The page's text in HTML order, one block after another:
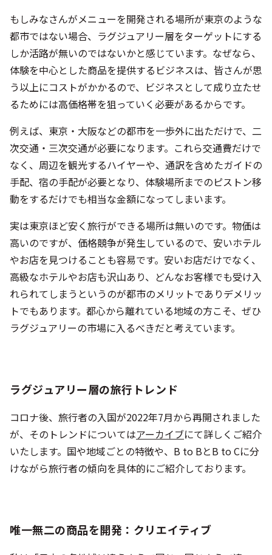
う以上にコストがかかるので、ビジネスとして成り立たせ
るためには高価格帯を狙っていく必要があるからです。
例えば、東京・大阪などの都市を一歩外に出ただけで、二
次交通・三次交通が必要になります。これら交通費だけで
なく、周辺を観光するハイヤーや、通訳を含めたガイドの
手配、宿の手配が必要となり、体験場所までのピストン移
動をするだけでも相当な金額になってしまいます。
実は東京ほど安く旅行ができる場所は無いのです。物価は
高いのですが、価格競争が発生しているので、安いホテル
やお店を見つけることも容易です。安いお店だけでなく、
高級なホテルやお店も沢山あり、どんなお客様でも受け入
れられてしまうというのが都市のメリットでありデメリッ
トでもあります。都心から離れている地域の方こそ、ぜひ
ラグジュアリーの市場に入るべきだと考えています。
ラグジュアリー層の旅行トレンド
けながら旅行者の傾向を具体的にご紹介しております。
唯一無二の商品を開発：クリエイティブ
がどの地域でもできますし、職人さんもどの地域にも少な
からずいるでしょう。